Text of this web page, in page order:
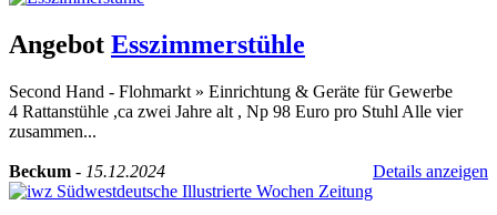
Angebot Esszimmerstühle
Second Hand - Flohmarkt » Einrichtung & Geräte für Gewerbe
4 Rattanstühle ,ca zwei Jahre alt , Np 98 Euro pro Stuhl Alle vier
zusammen...
Beckum - 15.12.2024 Details anzeigen